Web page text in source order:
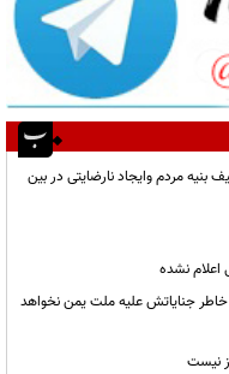
بنیه مردم وایجاد نارضایتی در بین
نشده
جنایاتش علیه ملت یمن نخواهد
نیست